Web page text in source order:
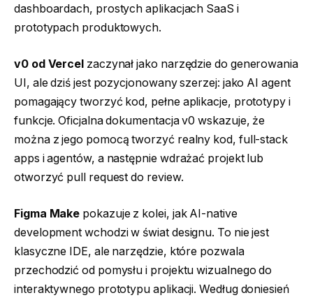
dashboardach, prostych aplikacjach SaaS i
prototypach produktowych.
v0 od Vercel zaczynał jako narzędzie do generowania
UI, ale dziś jest pozycjonowany szerzej: jako AI agent
pomagający tworzyć kod, pełne aplikacje, prototypy i
funkcje. Oficjalna dokumentacja v0 wskazuje, że
można z jego pomocą tworzyć realny kod, full-stack
apps i agentów, a następnie wdrażać projekt lub
otworzyć pull request do review.
Figma Make pokazuje z kolei, jak AI-native
development wchodzi w świat designu. To nie jest
klasyczne IDE, ale narzędzie, które pozwala
przechodzić od pomysłu i projektu wizualnego do
interaktywnego prototypu aplikacji. Według doniesień